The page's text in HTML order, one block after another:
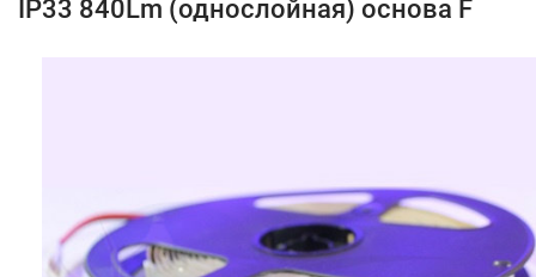
IP33 840Lm (однослойная) основа F